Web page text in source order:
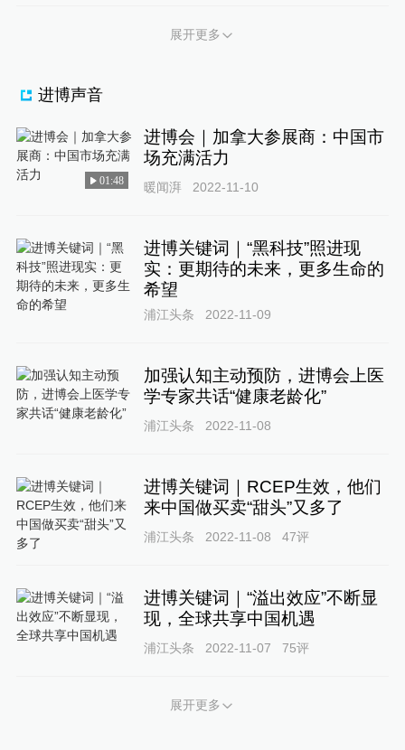
展开更多
进博声音
01:48
进博会｜加拿大参展商：中国市
场充满活力
暖闻湃 2022-11-10
进博关键词｜“黑科技”照进现
实：更期待的未来，更多生命的
希望
浦江头条 2022-11-09
加强认知主动预防，进博会上医
学专家共话“健康老龄化”
浦江头条 2022-11-08
进博关键词｜RCEP生效，他们
来中国做买卖“甜头”又多了
浦江头条 2022-11-08 47评
进博关键词｜“溢出效应”不断显
现，全球共享中国机遇
浦江头条 2022-11-07 75评
展开更多